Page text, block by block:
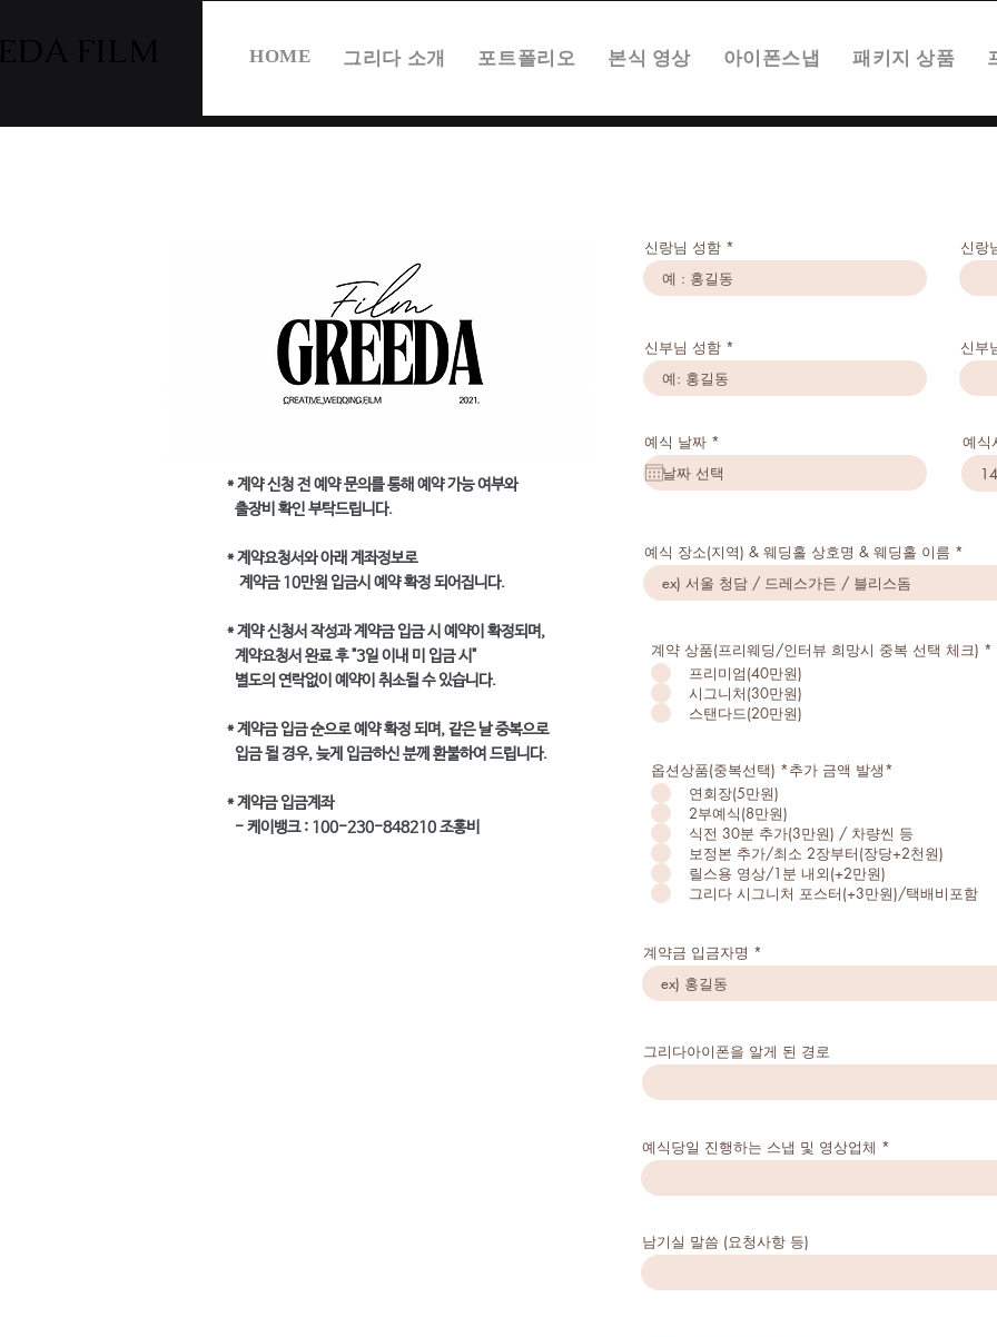
HOME 그리다 소개 포트폴리오 본식 영상 아이폰스냅 패키지 상품
개인정보 보호정책은 웹사이트가 방문자 및 고객의 데이터를 수집, 사용, 공개 및 관리하
체를 공개하는 문서입니다. 이것은 방문자 또는 고객의 개인정보를 보호하기 위한 법적
개인정보 보호정책에서 다루는 사항
어떻게 정보를 수집합니까?
웹사이트 방문자의 개인정보를 어떻게 저장, 사용, 공유 및 공개합니까?
웹사이트 방문자와 어떻게 및 어떤 경우에 소통합니까?
해당 서비스가 미성년자를 대상으로 정보를 수집합니까?
개인정보 보호정책 업데이트
연락처 정보
개인정보 보호정책을 만드는 방법에 대한 자세한 내용은 여기를 확인하세요.
경고: 여기에 제공된 설명과 정보는 일반적인 수준의 설명, 정보 및 예시일 뿐입니다. 해
용을 이해하고 작성하기 위해 법률 자문을 구할 것을 권장합니다.
* 계약 신청 전 예약 문의를 통해 예약 가능 여부와
출장비 확인 부탁드립니다.
* 계약요청서와 아래 계좌정보로
계약금 10만원 입금시 예약 확정 되어집니다.
* 계약 신청서 작성과 계약금 입금 시 예약이 확정되며,
계약요청서 완료 후 "3일 이내 미 입금 시"
별도의 연락없이 예약이 취소될 수 있습니다.
* 계약금 입금 순으로 예약 확정 되며, 같은 날 중복으로
입금 될 경우, 늦게 입금하신 분께 환불하여 드립니다.
* 계약금 입금계좌
- 케이뱅크 : 100-230-848210 조홍비
신랑님 성함 신랑
신부님 성함 신부
예식 날짜 *
e
q
u
d
예식
예식 장소(지역) & 웨딩홀 상호명 & 웨딩홀 이름
계약 상품(프리웨딩/인터뷰 희망시 중복 선택 체크) *
프리미엄(40만원)
시그니처(30만원)
스탠다드(20만원)
옵션상품(중복선택) *추가 금액 발생*
연회장(5만원)
2부예식(8만원)
식전 30분 추가(3만원) / 차량씬 등
보정본 추가/최소 2장부터(장당+2천원)
릴스용 영상/1분 내외(+2만원)
그리다 시그니처 포스터(+3만원)/택배비포함
계약금 입금자명
그리다아이폰을 알게 된 경로
예식당일 진행하는 스냅 및 영상업체
남기실 말씀 (요청사항 등)